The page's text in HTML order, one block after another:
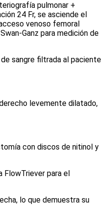
pulmonar +
24 Fr, se asciende el
venoso femoral
Ganz para medición de
sangre filtrada al paciente
levemente dilatado,
con discos de nitinol y
FlowTriever para el
lo que demuestra su